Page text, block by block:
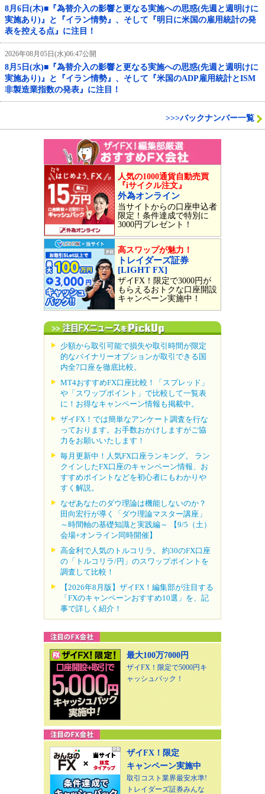
8月6日(木)■『為替介入の影響と更なる実施への思惑(先週と週明けに
実施あり)』と『イラン情勢』、そして『明日に米国の雇用統計の発
表を控える点』に注目！
2026年08月05日(水)06:47公開
8月5日(水)■『為替介入の影響と更なる実施への思惑(先週と週明けに
実施あり)』と『イラン情勢』、そして『米国のADP雇用統計とISM
非製造業指数の発表』に注目！
>>>バックナンバー一覧
人気の1000通貨自動売買
『iサイクル注文』
外為オンライン
当サイトからの口座申込者
限定！条件達成で特別に
3000円プレゼント！
高スワップが魅力！
トレイダーズ証券
[LIGHT FX]
ザイFX！限定で3000円が
もらえるおトクな口座開設
キャンペーン実施中！
少額から取引可能で損失や取引時間が限定
的なバイナリーオプションが取引できる国
内全7口座を徹底比較。
MT4おすすめFX口座比較！「スプレッド」
や「スワップポイント」で比較して一覧表
に！お得なキャンペーン情報も掲載中。
ザイFX！では簡単なアンケート調査を行な
っております。お手数おかけしますがご協
力をお願いいたします！
毎月更新中！人気FX口座ランキング。 ラン
クインしたFX口座のキャンペーン情報、お
すすめポイントなどを初心者にもわかりや
すく解説。
なぜあなたのダウ理論は機能しないのか？
田向宏行が導く「ダウ理論マスター講座」
～時間軸の基礎知識と実践編～ 【9/5（土）
会場+オンライン同時開催】
高金利で人気のトルコリラ。 約30のFX口座
の「トルコリラ/円」のスワップポイントを
調査して比較！
【2026年8月版】ザイFX！編集部が注目する
「FXのキャンペーンおすすめ10選」を、記
事で詳しく紹介！
最大100万7000円
ザイFX！限定で5000円キ
ャッシュバック！
ザイFX！限定
キャンペーン実施中
取引コスト業界最安水準!
トレイダーズ証券みんな